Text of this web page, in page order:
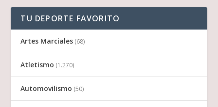
TU DEPORTE FAVORITO
Artes Marciales (68)
Atletismo (1.270)
Automovilismo (50)